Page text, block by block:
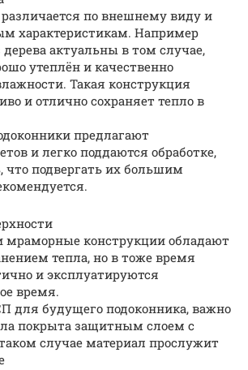
по внешнему виду и
характеристикам. Например
актуальны в том случае,
утеплён и качественно
Такая конструкция
и отлично сохраняет тепло в
предлагают
и легко поддаются обработке,
что подвергать их большим
мраморные конструкции обладают
тепла, но в тоже время
и эксплуатируются
время.
для будущего подоконника, важно
покрыта защитным слоем с
случае материал прослужит